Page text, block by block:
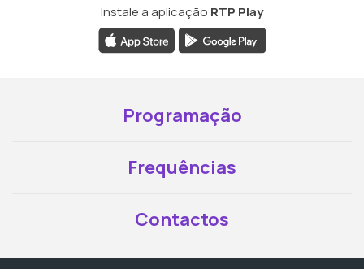
Instale a aplicação RTP Play
Programação
Frequências
Contactos